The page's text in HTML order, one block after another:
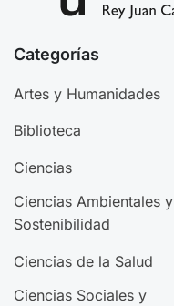
Categorías
Artes y Humanidades
Biblioteca
Ciencias
Ciencias Ambientales y
Sostenibilidad
Ciencias de la Salud
Ciencias Sociales y